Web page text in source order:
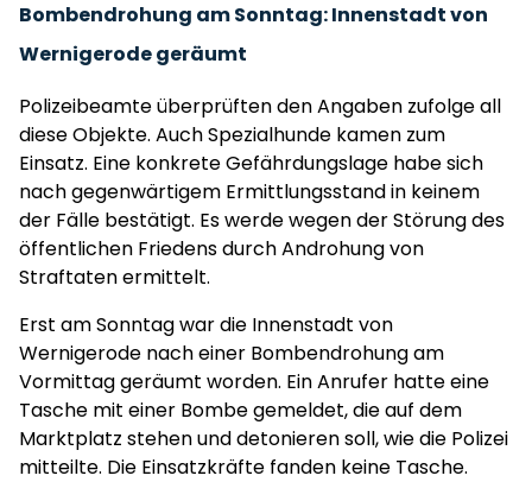
Bombendrohung am Sonntag: Innenstadt von
Wernigerode geräumt
Polizeibeamte überprüften den Angaben zufolge all
diese Objekte. Auch Spezialhunde kamen zum
Einsatz. Eine konkrete Gefährdungslage habe sich
nach gegenwärtigem Ermittlungsstand in keinem
der Fälle bestätigt. Es werde wegen der Störung des
öffentlichen Friedens durch Androhung von
Straftaten ermittelt.
Erst am Sonntag war die Innenstadt von
Wernigerode nach einer Bombendrohung am
Vormittag geräumt worden. Ein Anrufer hatte eine
Tasche mit einer Bombe gemeldet, die auf dem
Marktplatz stehen und detonieren soll, wie die Polizei
mitteilte. Die Einsatzkräfte fanden keine Tasche.